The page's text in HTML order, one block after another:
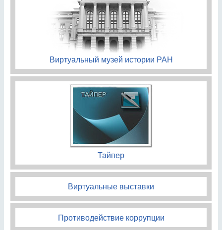
Виртуальный музей истории РАН
Тайпер
Виртуальные выставки
Противодействие коррупции